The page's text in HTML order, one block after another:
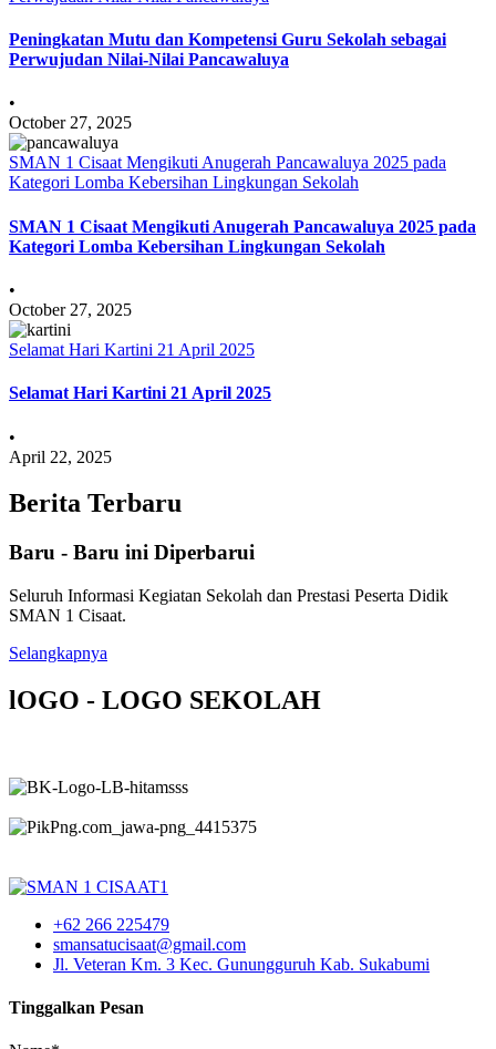
Peningkatan Mutu dan Kompetensi Guru Sekolah sebagai
Perwujudan Nilai-Nilai Pancawaluya
•
October 27, 2025
SMAN 1 Cisaat Mengikuti Anugerah Pancawaluya 2025 pada
Kategori Lomba Kebersihan Lingkungan Sekolah
SMAN 1 Cisaat Mengikuti Anugerah Pancawaluya 2025 pada
Kategori Lomba Kebersihan Lingkungan Sekolah
•
October 27, 2025
Selamat Hari Kartini 21 April 2025
Selamat Hari Kartini 21 April 2025
•
April 22, 2025
Berita Terbaru
Baru - Baru ini Diperbarui
Seluruh Informasi Kegiatan Sekolah dan Prestasi Peserta Didik
SMAN 1 Cisaat.
Selangkapnya
lOGO - LOGO SEKOLAH
+62 266 225479
smansatucisaat@gmail.com
Jl. Veteran Km. 3 Kec. Gunungguruh Kab. Sukabumi
Tinggalkan Pesan